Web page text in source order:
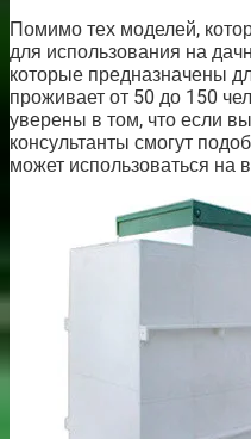
Помимо тех моделей,
для использования на
которые предназначены
проживает от 50 до 150
уверены в том, что если
консультанты смогут
может использоваться на